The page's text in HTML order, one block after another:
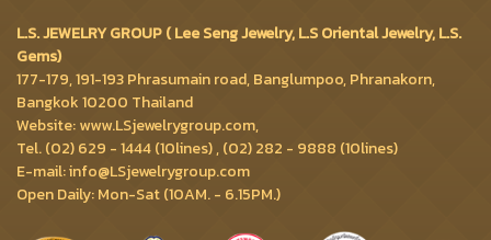
L.S. JEWELRY GROUP ( Lee Seng Jewelry, L.S Oriental Jewelry, L.S.
Gems)
177-179, 191-193 Phrasumain road, Banglumpoo, Phranakorn,
Bangkok 10200 Thailand
Website: www.LSjewelrygroup.com,
Tel. (02) 629 - 1444 (10lines) , (02) 282 - 9888 (10lines)
E-mail: info@LSjewelrygroup.com
Open Daily: Mon-Sat (10AM. - 6.15PM.)